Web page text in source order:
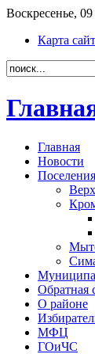
Воскресенье,
Карта
Главная
Новости
Поселения
Обратная
О районе
МФЦ
ГОиЧС